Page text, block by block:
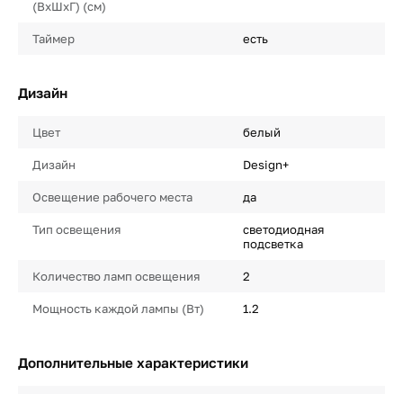
(ВхШхГ) (см)
Таймер есть
Дизайн
Цвет белый
Дизайн Design+
Освещение рабочего места да
Тип освещения
светодиодная
подсветка
Количество ламп освещения 2
Мощность каждой лампы (Вт) 1.2
Дополнительные характеристики